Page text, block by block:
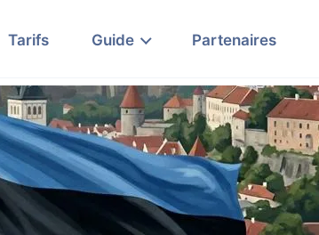
Tarifs Guide Partenaires